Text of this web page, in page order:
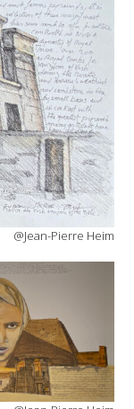
@Jean-Pierre Heim